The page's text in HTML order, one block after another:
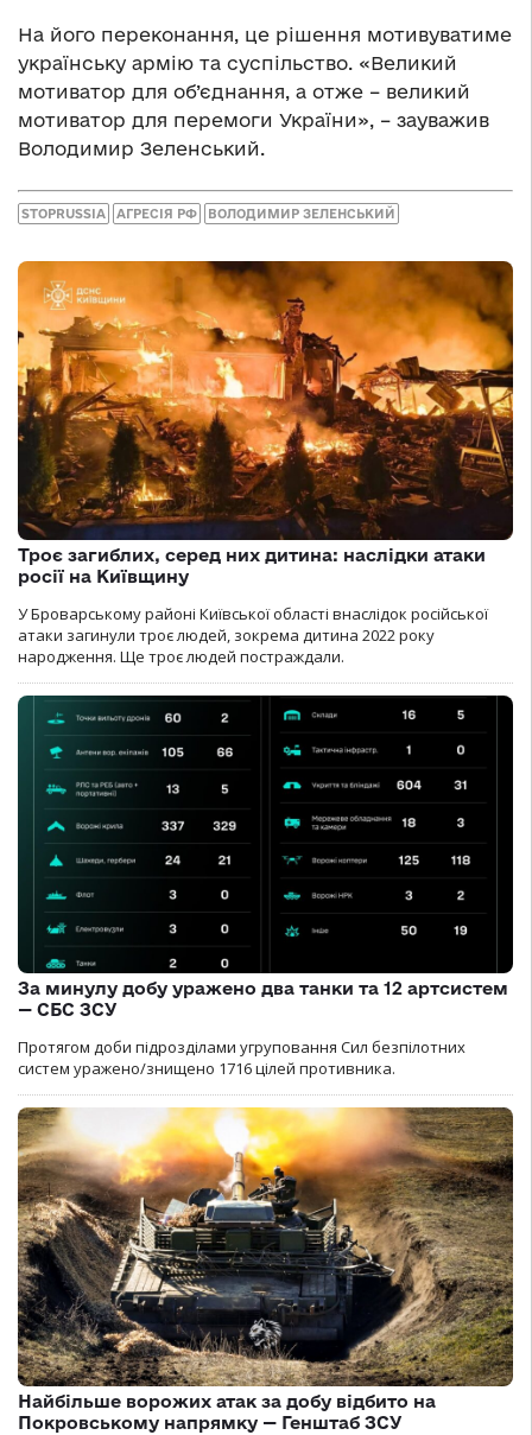
На його переконання, це рішення мотивуватиме
українську армію та суспільство. «Великий
мотиватор для об’єднання, а отже – великий
мотиватор для перемоги України», – зауважив
Володимир Зеленський.
STOPRUSSIA АГРЕСІЯ РФ ВОЛОДИМИР ЗЕЛЕНСЬКИЙ
Троє загиблих, серед них дитина: наслідки атаки
росії на Київщину
У Броварському районі Київської області внаслідок російської
атаки загинули троє людей, зокрема дитина 2022 року
народження. Ще троє людей постраждали.
За минулу добу уражено два танки та 12 артсистем
— СБС ЗСУ
Протягом доби підрозділами угруповання Сил безпілотних
систем уражено/знищено 1716 цілей противника.
Найбільше ворожих атак за добу відбито на
Покровському напрямку — Генштаб ЗСУ